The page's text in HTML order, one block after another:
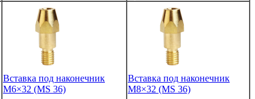
Вставка под наконечник
M6×32 (MS 36)
Вставка под наконечник
M8×32 (MS 36)